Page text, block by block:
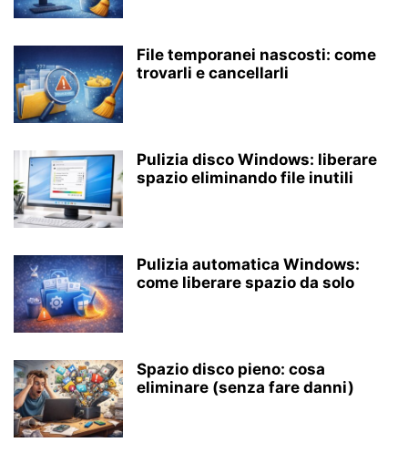
File temporanei nascosti: come
trovarli e cancellarli
Pulizia disco Windows: liberare
spazio eliminando file inutili
Pulizia automatica Windows:
come liberare spazio da solo
Spazio disco pieno: cosa
eliminare (senza fare danni)